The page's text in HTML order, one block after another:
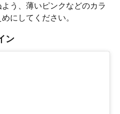
う、薄いピンクなどのカラ
にしてください。
ン